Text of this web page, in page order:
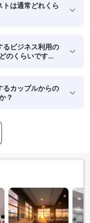
は通常どれくら
ビジネス利用の
のくらいです
カップルからの
？